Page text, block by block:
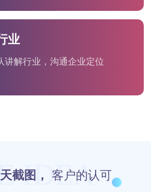
业
讲解行业，沟通企业定位
IDEA
截图， 客户的认可